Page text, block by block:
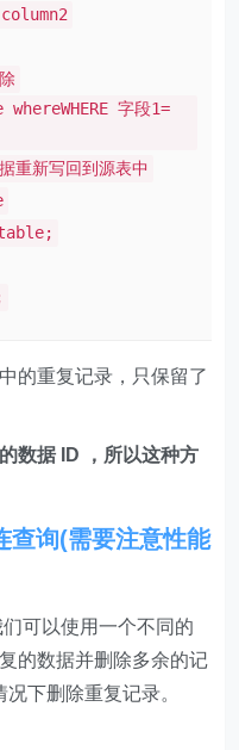
字段1=
重新写回到源表中
的重复记录，只保留了
数据 ID ，所以这种方
查询(需要注意性能
可以使用一个不同的
的数据并删除多余的记
下删除重复记录。